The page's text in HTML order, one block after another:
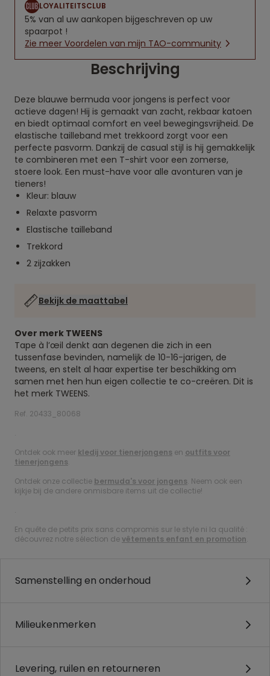
LOYALITEITSCLUB
5% van al uw aankopen bijgeschreven op uw
spaarpot !
Zie meer Voordelen van mijn TAO-community
Beschrijving
Deze blauwe bermuda voor jongens is perfect voor
actieve dagen! Hij is gemaakt van zacht, rekbaar katoen
en biedt optimaal comfort en veel bewegingsvrijheid. De
elastische tailleband met trekkoord zorgt voor een
perfecte pasvorm. Dankzij de casual stijl is hij gemakkelijk
te combineren met een T-shirt voor een zomerse,
stoere look. Een must-have voor alle avonturen van je
tieners!
Kleur: blauw
Relaxte pasvorm
Elastische tailleband
Trekkord
2 zijzakken
Bekijk de maattabel
Over merk TWEENS
Tape à l’œil denkt aan degenen die zich in een
tussenfase bevinden, namelijk de 10-16-jarigen, de
tweens, en stelt al haar expertise ter beschikking om
samen met hen hun eigen collectie te co-creëren. Dit is
het merk TWEENS.
Ref. 20433_80068
.
Ontdek ook meer kledij voor tienerjongens en outfits voor
tienerjongens.
Ontdek onze collectie bermuda's voor jongens. Neem ook een
kijkje bij de andere onmisbare items uit de collectie!
.
En quête de petits prix sans compromis sur le style ni la qualité :
découvrez notre sélection devêtements enfant en promotion.
Samenstelling en onderhoud
Milieukenmerken
Levering, ruilen en retourneren